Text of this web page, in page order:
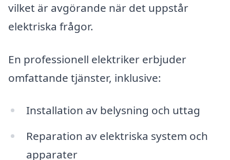
vilket är avgörande när det uppstår
elektriska frågor.
En professionell elektriker erbjuder
omfattande tjänster, inklusive:
Installation av belysning och uttag
Reparation av elektriska system och
apparater